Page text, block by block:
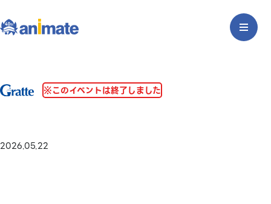
※このイベントは終了しました
2026.05.22